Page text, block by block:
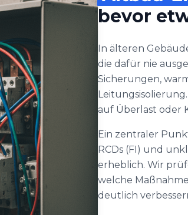
bevor
In älteren
die dafür nie
Sicherungen,
auf Überlast oder
Ein zentraler
RCDs (FI) und
erheblich. Wir
welche
deutlich